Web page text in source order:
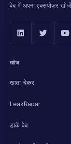
वेब में अपना एक्सपोज़र
खोज
खाता चेकर
LeakRadar
डार्क वेब